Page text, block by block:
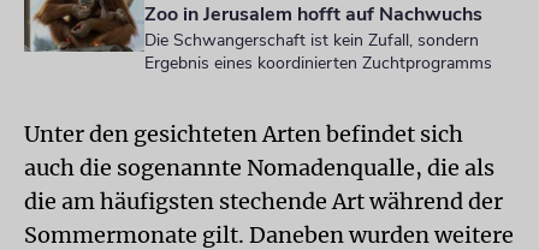
Zoo in Jerusalem hofft auf Nachwuchs
Die Schwangerschaft ist kein Zufall, sondern
Ergebnis eines koordinierten Zuchtprogramms
Unter den gesichteten Arten befindet sich
auch die sogenannte Nomadenqualle, die als
die am häufigsten stechende Art während der
Sommermonate gilt. Daneben wurden weitere